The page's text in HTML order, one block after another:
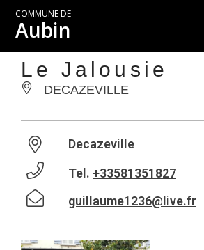
COMMUNE DE
Aubin
Le Jalousie
DECAZEVILLE
Decazeville
Tel. +33581351827
guillaume1236@live.fr